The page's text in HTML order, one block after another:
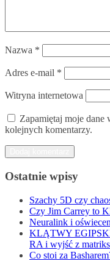
Nazwa *
Adres e-mail *
Witryna internetowa
Zapamiętaj moje dane
kolejnych komentarzy.
Ostatnie wpisy
Szachy 5D czy
Czy Jim Carrey to
Neuralink i
KLĄTWY
RA i wyjść z
Co stoi za